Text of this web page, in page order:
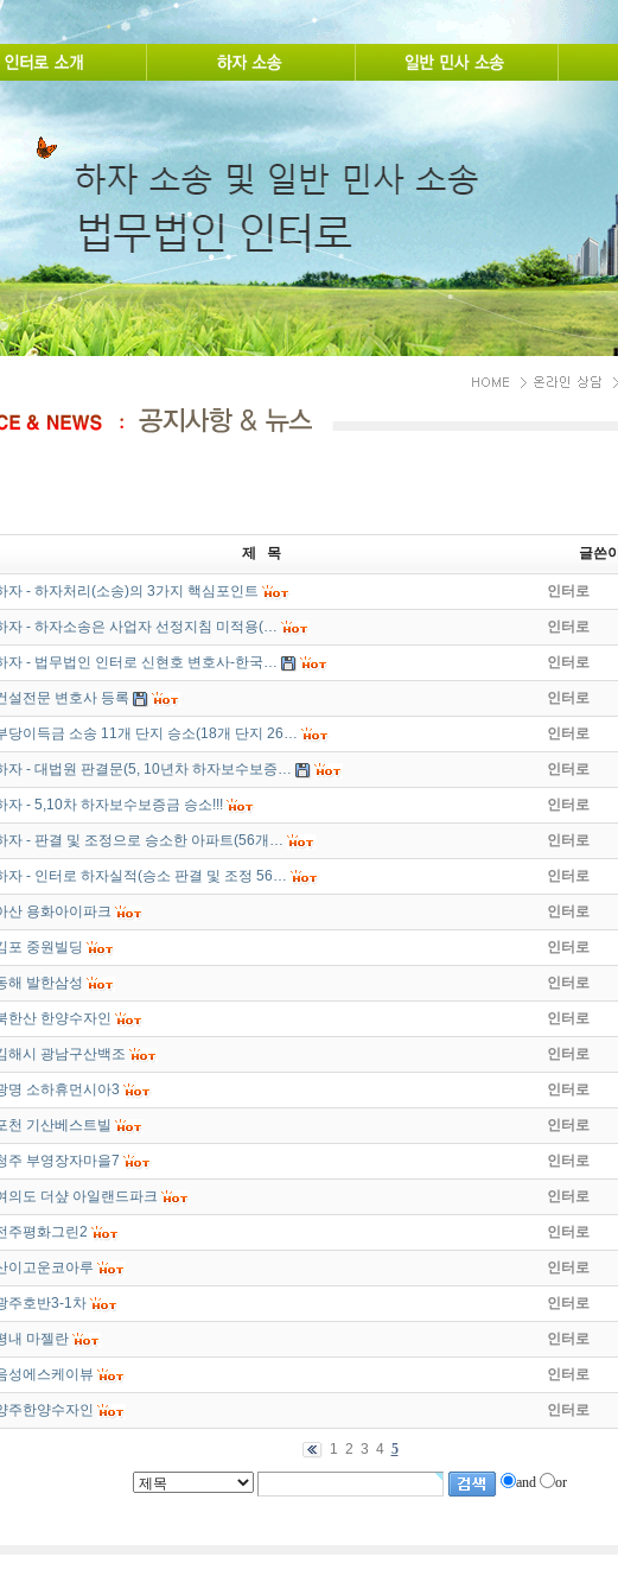
제 목 글쓴이
자 - 하자처리(소송)의 3가지 핵심포인트 인터로
자 - 하자소송은 사업자 선정지침 미적용(… 인터로
자 - 법무법인 인터로 신현호 변호사-한국… 인터로
설전문 변호사 등록 인터로
당이득금 소송 11개 단지 승소(18개 단지 26… 인터로
자 - 대법원 판결문(5, 10년차 하자보수보증… 인터로
자 - 5,10차 하자보수보증금 승소!!! 인터로
자 - 판결 및 조정으로 승소한 아파트(56개… 인터로
자 - 인터로 하자실적(승소 판결 및 조정 56… 인터로
산 용화아이파크 인터로
포 중원빌딩 인터로
해 발한삼성 인터로
한산 한양수자인 인터로
해시 광남구산백조 인터로
명 소하휴먼시아3 인터로
천 기산베스트빌 인터로
주 부영장자마을7 인터로
의도 더샾 아일랜드파크 인터로
주평화그린2 인터로
이고운코아루 인터로
주호반3-1차 인터로
내 마젤란 인터로
성에스케이뷰 인터로
주한양수자인 인터로
1 2 3 4 5
and or